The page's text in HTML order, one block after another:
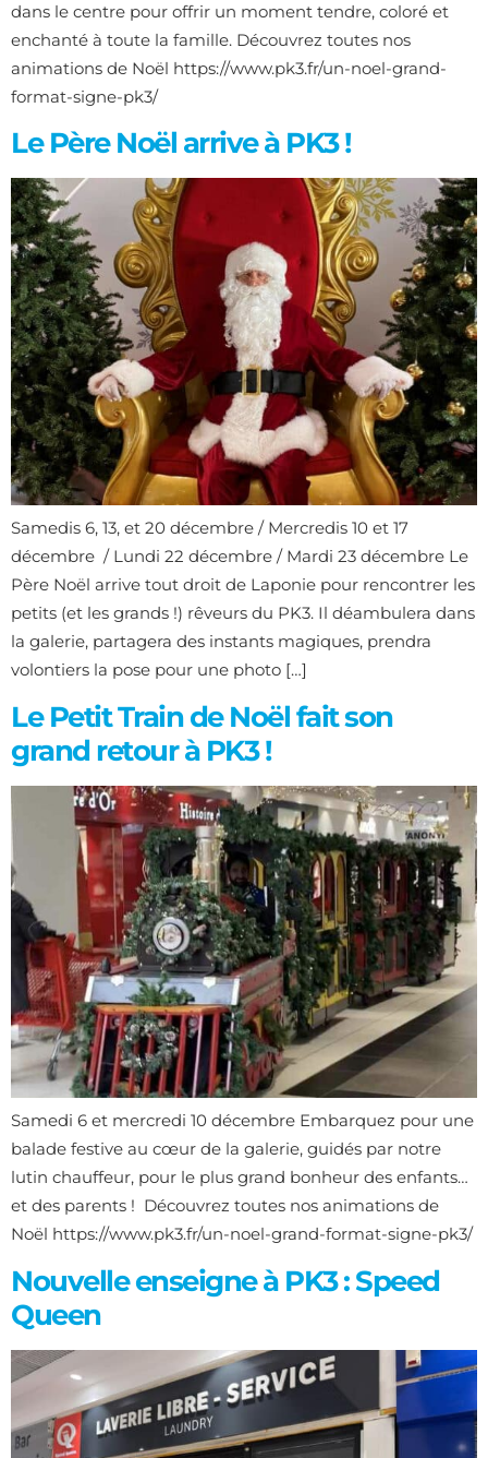
dans le centre pour offrir un moment tendre, coloré et
enchanté à toute la famille. Découvrez toutes nos
animations de Noël https://www.pk3.fr/un-noel-grand-
format-signe-pk3/
Le Père Noël arrive à PK3 !
Samedis 6, 13, et 20 décembre / Mercredis 10 et 17
décembre / Lundi 22 décembre / Mardi 23 décembre Le
Père Noël arrive tout droit de Laponie pour rencontrer les
petits (et les grands !) rêveurs du PK3. Il déambulera dans
la galerie, partagera des instants magiques, prendra
volontiers la pose pour une photo […]
Le Petit Train de Noël fait son
grand retour à PK3 !
Samedi 6 et mercredi 10 décembre Embarquez pour une
balade festive au cœur de la galerie, guidés par notre
lutin chauffeur, pour le plus grand bonheur des enfants…
et des parents ! Découvrez toutes nos animations de
Noël https://www.pk3.fr/un-noel-grand-format-signe-pk3/
Nouvelle enseigne à PK3 : Speed
Queen